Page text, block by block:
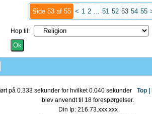
Side 53 af 55 < 1 2 ... 51 52 53 54 55
Hop til:
Top |
på 0.333 sekunder for hvilket 0.040 sekunder
blev anvendt til 18 forespørgelser.
Din Ip: 216.73.xxx.xxx